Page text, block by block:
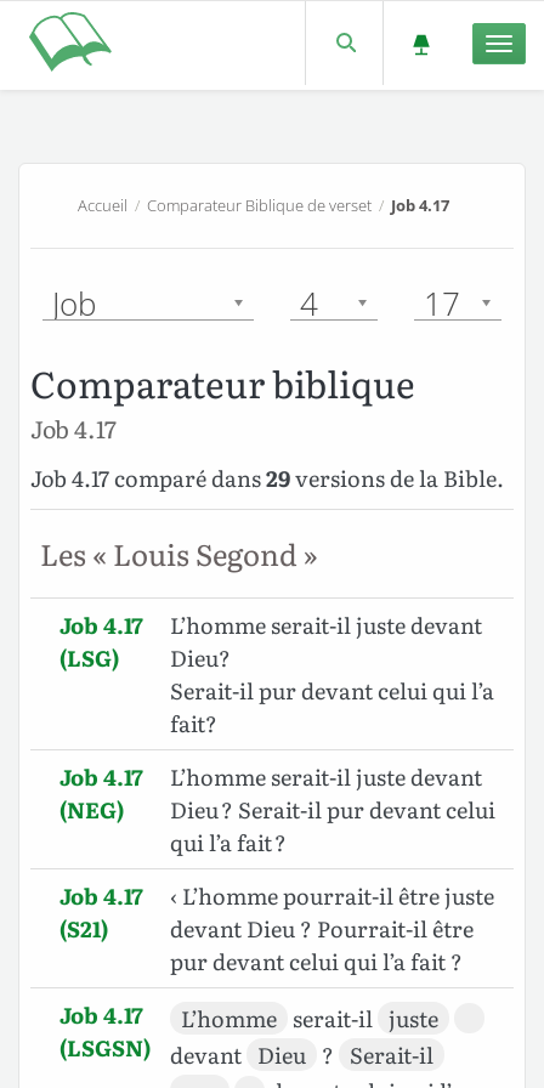
Accueil /Comparateur Biblique de verset / Job 4.17
Job 4 17
Comparateur biblique
Job 4.17
Job 4.17 comparé dans29versions de la Bible.
Les « Louis Segond »
Job 4.17
(LSG)
L’homme serait-il juste devant
Dieu?
Serait-il pur devant celui qui l’a
fait?
Job 4.17
(NEG)
L’homme serait-il juste devant
Dieu ? Serait-il pur devant celui
qui l’a fait ?
Job 4.17
(S21)
‹ L’homme pourrait-il être juste
devant Dieu ? Pourrait-il être
pur devant celui qui l’a fait ?
Job 4.17
(LSGSN)
L’homme serait-il juste
devant Dieu ? Serait-il